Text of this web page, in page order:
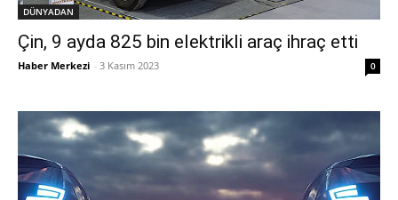
DÜNYADAN
Çin, 9 ayda 825 bin elektrikli araç ihraç etti
Haber Merkezi - 3 Kasım 2023 0